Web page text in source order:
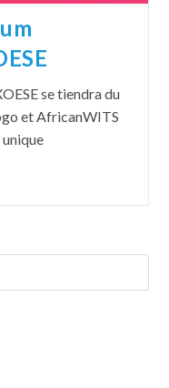
se tiendra du
et AfricanWITS